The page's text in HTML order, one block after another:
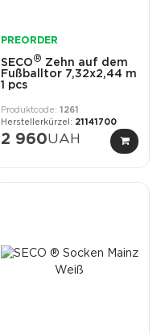
PREORDER
SECO® Zehn auf dem
Fußballtor 7,32x2,44 m
1 pcs
1261
21141700
2 960UAH